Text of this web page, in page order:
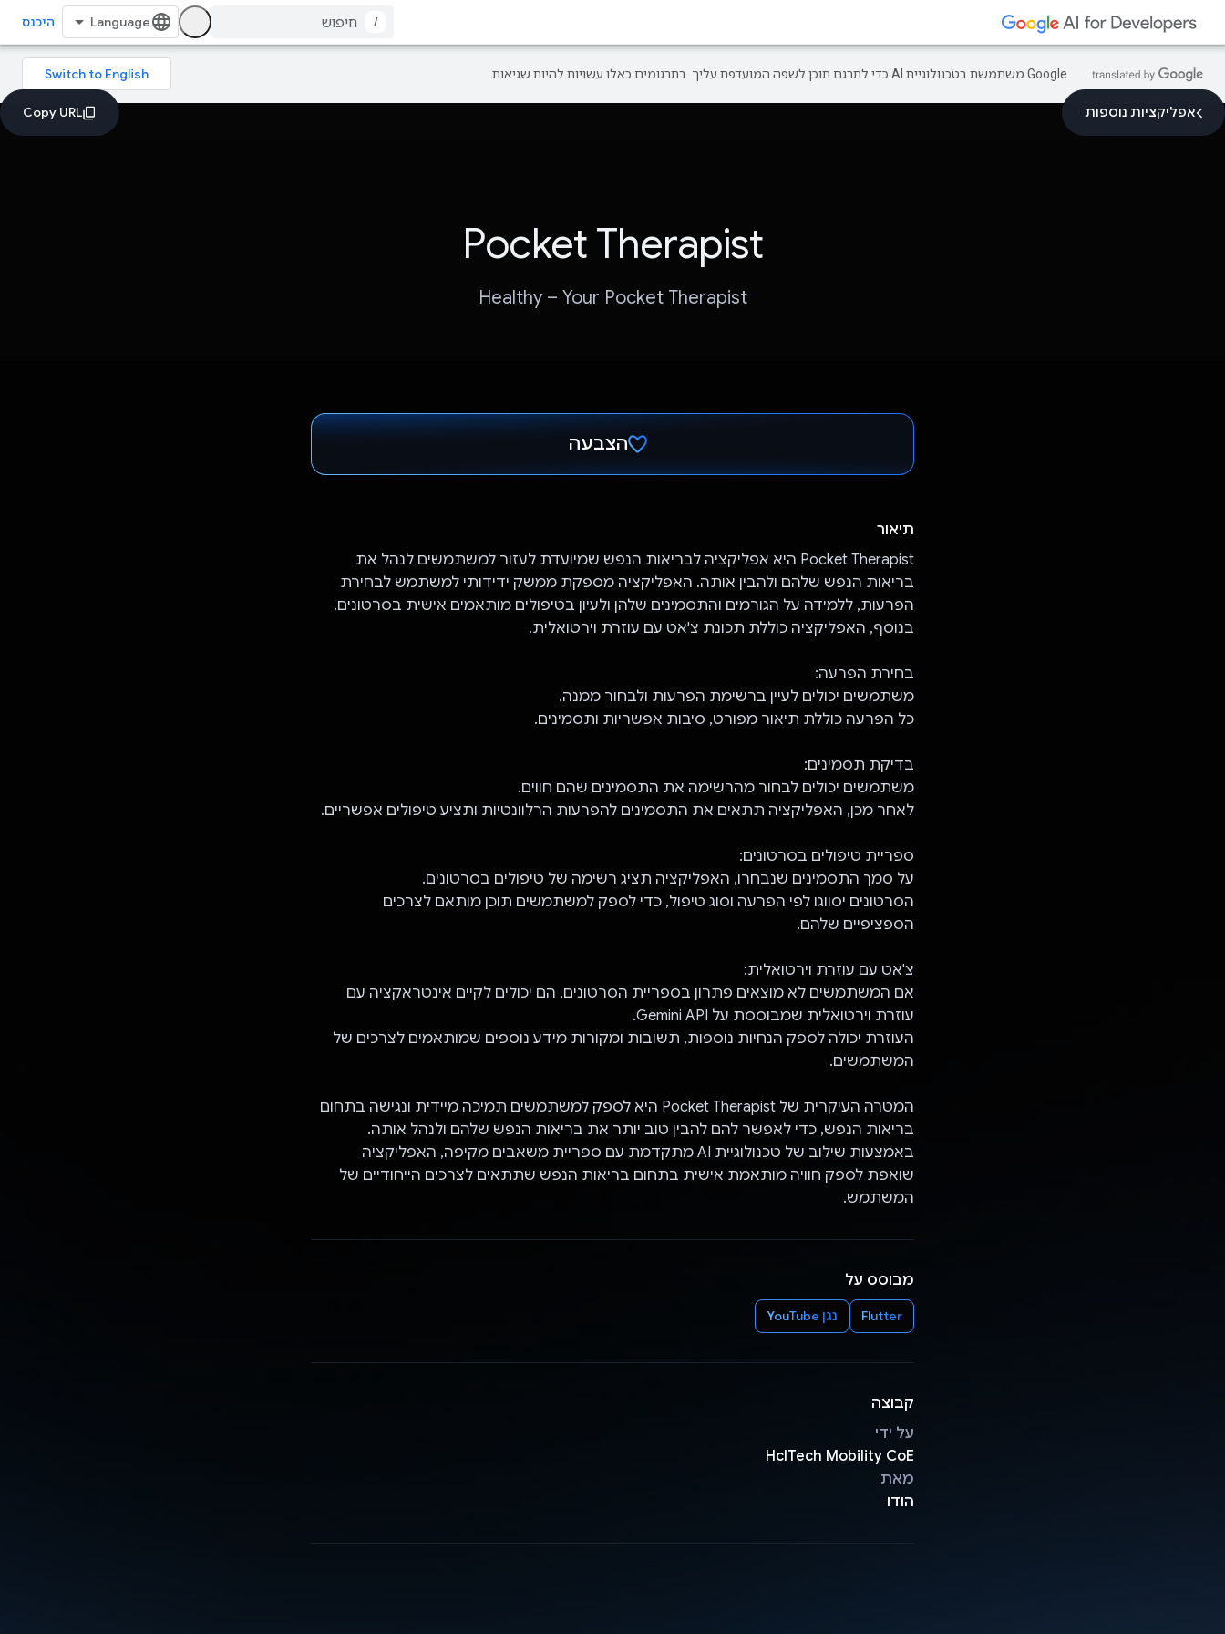
/ היכנס
‫Google משתמשת בטכנולוגיית AI כדי לתרגם תוכן לשפה המועדפת עליך. בתרגומים כאלו עשויות להיות שגיאות.
אפליקציות נוספות
Pocket Therapist
Healthy – Your Pocket Therapist
הצבעה
תיאור
Pocket Therapist היא אפליקציה לבריאות הנפש שמיועדת לעזור למשתמשים לנהל את
בריאות הנפש שלהם ולהבין אותה. האפליקציה מספקת ממשק ידידותי למשתמש לבחירת
הפרעות, ללמידה על הגורמים והתסמינים שלהן ולעיון בטיפולים מותאמים אישית בסרטונים.
בנוסף, האפליקציה כוללת תכונת צ'אט עם עוזרת וירטואלית.
בחירת הפרעה:
משתמשים יכולים לעיין ברשימת הפרעות ולבחור ממנה.
כל הפרעה כוללת תיאור מפורט, סיבות אפשריות ותסמינים.
בדיקת תסמינים:
משתמשים יכולים לבחור מהרשימה את התסמינים שהם חווים.
לאחר מכן, האפליקציה תתאים את התסמינים להפרעות הרלוונטיות ותציע טיפולים אפשריים.
ספריית טיפולים בסרטונים:
על סמך התסמינים שנבחרו, האפליקציה תציג רשימה של טיפולים בסרטונים.
הסרטונים יסווגו לפי הפרעה וסוג טיפול, כדי לספק למשתמשים תוכן מותאם לצרכים
הספציפיים שלהם.
צ'אט עם עוזרת וירטואלית:
אם המשתמשים לא מוצאים פתרון בספריית הסרטונים, הם יכולים לקיים אינטראקציה עם
עוזרת וירטואלית שמבוססת על Gemini API.
העוזרת יכולה לספק הנחיות נוספות, תשובות ומקורות מידע נוספים שמותאמים לצרכים של
המשתמשים.
המטרה העיקרית של Pocket Therapist היא לספק למשתמשים תמיכה מיידית ונגישה בתחום
בריאות הנפש, כדי לאפשר להם להבין טוב יותר את בריאות הנפש שלהם ולנהל אותה.
באמצעות שילוב של טכנולוגיית AI מתקדמת עם ספריית משאבים מקיפה, האפליקציה
שואפת לספק חוויה מותאמת אישית בתחום בריאות הנפש שתתאים לצרכים הייחודיים של
המשתמש.
מבוסס על
Flutter נגן YouTube
קבוצה
על ידי
HclTech Mobility CoE
מאת
הודו